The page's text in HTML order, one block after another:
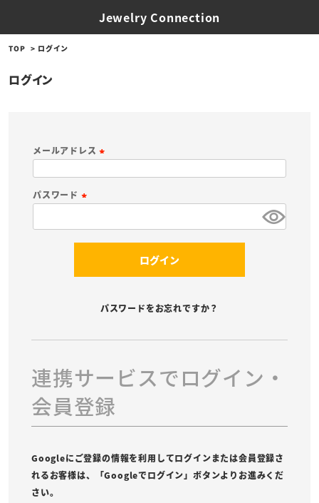
Jewelry Connection
TOP ログイン
ログイン
メールアドレス
須
パスワード
ログイン
パスワードをお忘れですか？
連携サービスでログイン・
会員登録
Googleにご登録の情報を利用してログインまたは会員登録さ
れるお客様は、「Googleでログイン」ボタンよりお進みくだ
さい。